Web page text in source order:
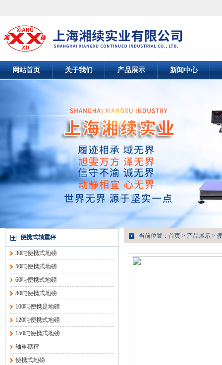
网站首页 关于我们 产品展示 新闻中心
便携式轴重秤
30吨便携式地磅
50吨便携式地磅
60吨便携式地磅
80吨便携式地磅
100吨便携是地磅
120吨便携式地磅
150吨便携式地磅
轴重磅秤
便携式地磅
当前位置： 首页 > 产品展示 >